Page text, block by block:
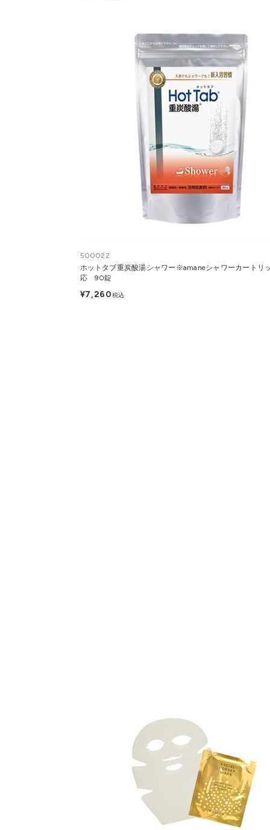
500022
ホットタブ重炭酸湯シャワー※amaneシャワーカートリ
応 90錠
¥7,260税込